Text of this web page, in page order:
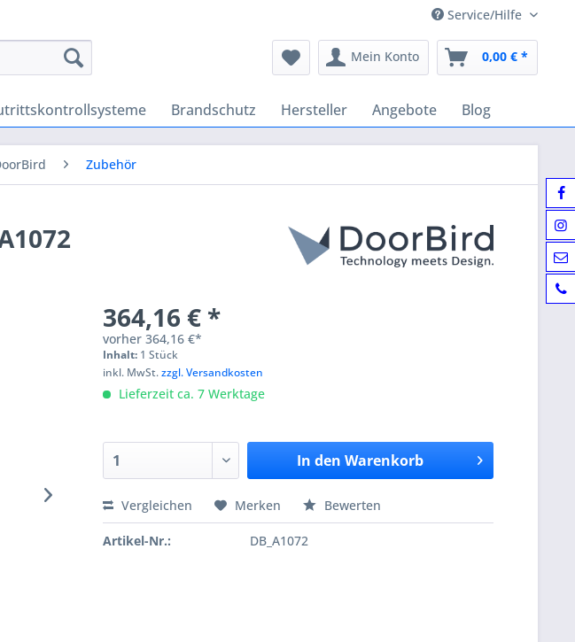
Service/Hilfe
Mein Konto 0,00 € *
Brandschutz Hersteller Angebote Blog
Zubehör
364,16 € *
vorher364,16 €*
Inhalt: 1 Stück
inkl. MwSt.zzgl. Versandkosten
Lieferzeit ca. 7 Werktage
In den Warenkorb
Vergleichen Merken Bewerten
Artikel-Nr.: DB_A1072